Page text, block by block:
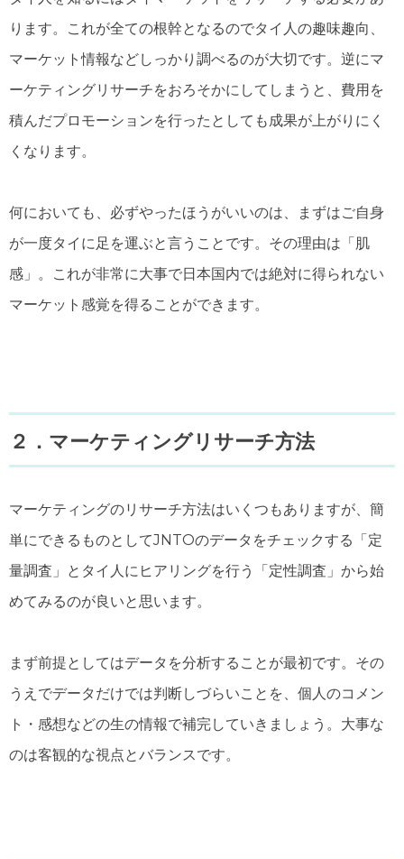
ります。これが全ての根幹となるのでタイ人の趣味趣向、
マーケット情報などしっかり調べるのが大切です。逆にマ
ーケティングリサーチをおろそかにしてしまうと、費用を
積んだプロモーションを行ったとしても成果が上がりにく
くなります。
何においても、必ずやったほうがいいのは、まずはご自身
が一度タイに足を運ぶと言うことです。その理由は「肌
感」。これが非常に大事で日本国内では絶対に得られない
マーケット感覚を得ることができます。
２．マーケティングリサーチ方法
マーケティングのリサーチ方法はいくつもありますが、簡
単にできるものとしてJNTOのデータをチェックする「定
量調査」とタイ人にヒアリングを行う「定性調査」から始
めてみるのが良いと思います。
まず前提としてはデータを分析することが最初です。その
うえでデータだけでは判断しづらいことを、個人のコメン
ト・感想などの生の情報で補完していきましょう。大事な
のは客観的な視点とバランスです。